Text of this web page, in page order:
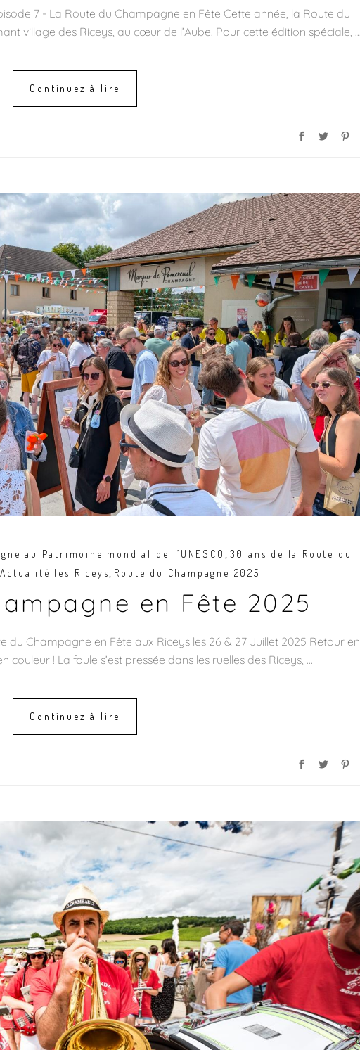
7 - La Route du Champagne en Fête Cette année, la Route du
village des Riceys, au cœur de l’Aube. Pour cette édition spéciale,
Continuez à lire
au Patrimoine mondial de l’UNESCO
30 ans de la Route du
,Actualité les Riceys Route du Champagne 2025
en Fête 2025
du Champagne en Fête aux Riceys les 26 & 27 Juillet 2025 Retour en
! La foule s’est pressée dans les ruelles des Riceys,
Continuez à lire